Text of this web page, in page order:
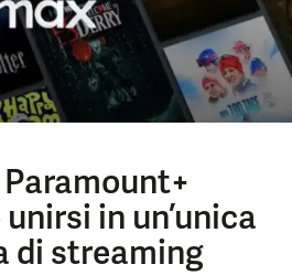
in un’unica
di streaming